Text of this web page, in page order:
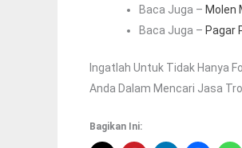
Baca Juga – Molen
Baca Juga – Pagar
Ingatlah Untuk Tidak Hanya
Anda Dalam Mencari Jasa
Bagikan Ini: